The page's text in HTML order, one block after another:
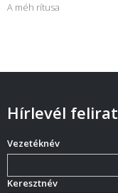
A méh rítusa
Hírlevél
Vezetéknév
Keresztnév